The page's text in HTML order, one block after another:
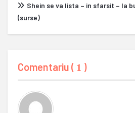
Shein se va lista – in sfarsit – la
(surse)
Comentariu ( 1 )